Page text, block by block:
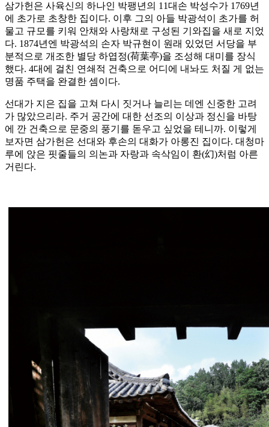
삼가헌은 사육신의 하나인 박팽년의 11대손 박성수가 1769년
에 초가로 초창한 집이다. 이후 그의 아들 박광석이 초가를 허
물고 규모를 키워 안채와 사랑채로 구성된 기와집을 새로 지었
다. 1874년엔 박광석의 손자 박규현이 원래 있었던 서당을 부
분적으로 개조한 별당 하엽정(荷葉亭)을 조성해 대미를 장식
했다. 4대에 걸친 연쇄적 건축으로 어디에 내놔도 처질 게 없는
명품 주택을 완결한 셈이다.
선대가 지은 집을 고쳐 다시 짓거나 늘리는 데엔 신중한 고려
가 많았으리라. 주거 공간에 대한 선조의 이상과 정신을 바탕
에 깐 건축으로 문중의 풍기를 돋우고 싶었을 테니까. 이렇게
보자면 삼가헌은 선대와 후손의 대화가 아롱진 집이다. 대청마
루에 앉은 핏줄들의 의논과 자랑과 속삭임이 환(幻)처럼 아른
거린다.